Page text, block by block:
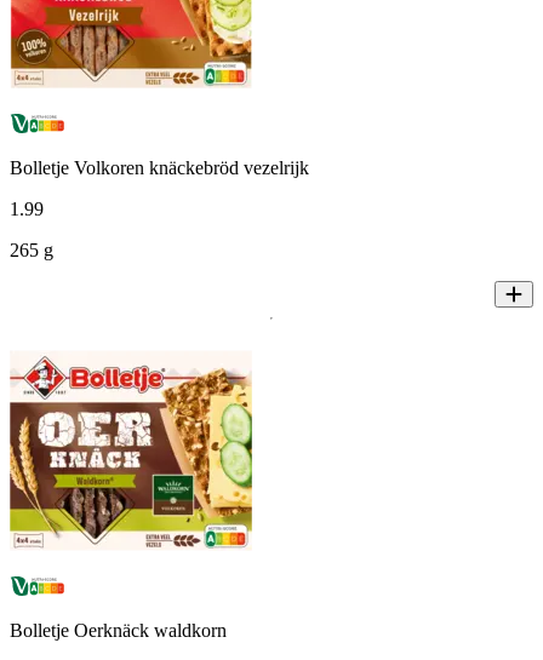
Bolletje Volkoren knäckebröd vezelrijk
1 .99
265 g
Bolletje Oerknäck waldkorn